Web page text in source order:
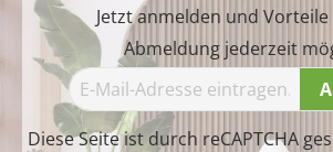
Jetzt anmelden und
Abmeldung jederzeit
Diese Seite ist durch reCAPTCHA